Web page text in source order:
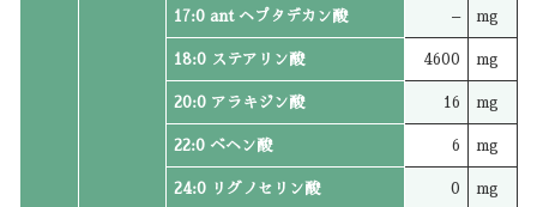
17:0 ant ヘプタデカン酸 – mg
18:0 ステアリン酸 4600 mg
20:0 アラキジン酸 16 mg
22:0 ベヘン酸 6 mg
24:0 リグノセリン酸 0 mg